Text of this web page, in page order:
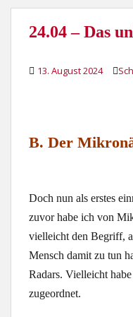
24.04 – Das
13. August 2024
B. Der
Doch nun als erstes
zuvor habe ich von
vielleicht den Begriff,
Mensch damit zu tun
Radars. Vielleicht
zugeordnet.